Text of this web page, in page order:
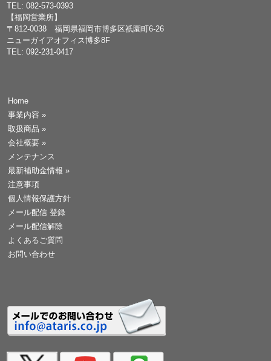
TEL: 082-573-0393
【福岡営業所】
〒812-0038 福岡県福岡市博多区祇園町6-26
ニューガイアオフィス博多8F
TEL: 092-231-0417
Home
事業内容 »
取扱商品 »
会社概要 »
メンテナンス
最新補助金情報 »
注意事項
個人情報保護方針
メール配信 登録
メール配信解除
よくあるご質問
お問い合わせ